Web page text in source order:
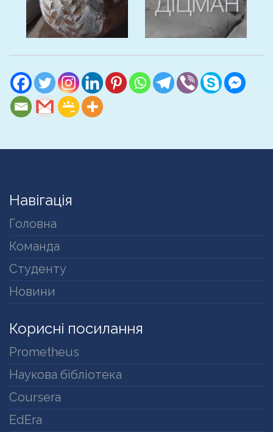
Навігація
Головна
Команда
Студенту
Новини
Корисні посилання
Prometheus
Наукова бібліотека
Coursera
EdEra